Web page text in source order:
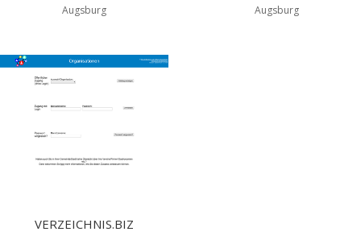
Augsburg Augsburg
VERZEICHNIS.BIZ